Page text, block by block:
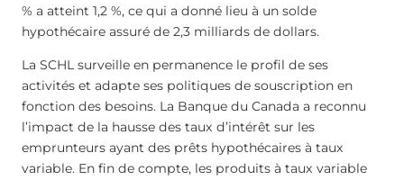
% a atteint 1,2 %, ce qui a donné lieu à un solde
hypothécaire assuré de 2,3 milliards de dollars.
La SCHL surveille en permanence le profil de ses
activités et adapte ses politiques de souscription en
fonction des besoins. La Banque du Canada a reconnu
l’impact de la hausse des taux d’intérêt sur les
emprunteurs ayant des prêts hypothécaires à taux
variable. En fin de compte, les produits à taux variable